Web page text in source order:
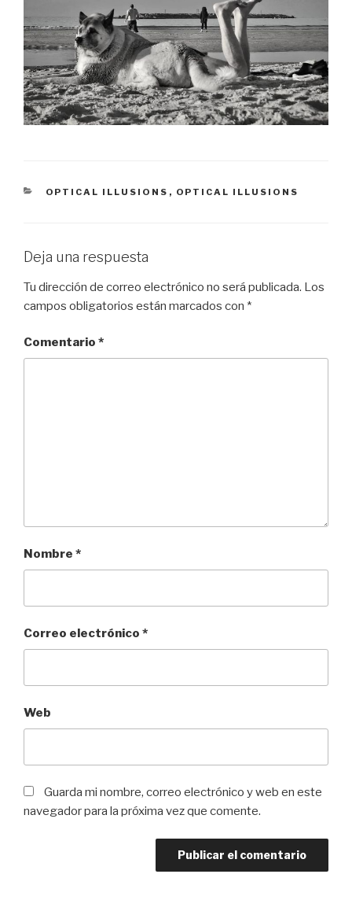
CATEGORÍAS
OPTICAL ILLUSIONS , OPTICAL ILLUSIONS
Deja una respuesta
Tu dirección de correo electrónico no será publicada. Los
campos obligatorios están marcados con *
Comentario *
Nombre *
Correo electrónico *
Web
Guarda mi nombre, correo electrónico y web en este
navegador para la próxima vez que comente.